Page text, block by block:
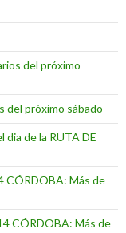
del próximo
del próximo sábado
dia de la RUTA DE
CÓRDOBA: Más de
CÓRDOBA: Más de